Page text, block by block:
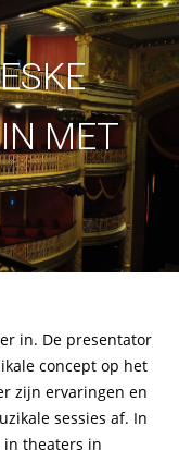
MET
in. De presentator
concept op het
zijn ervaringen en
sessies af. In
in theaters in